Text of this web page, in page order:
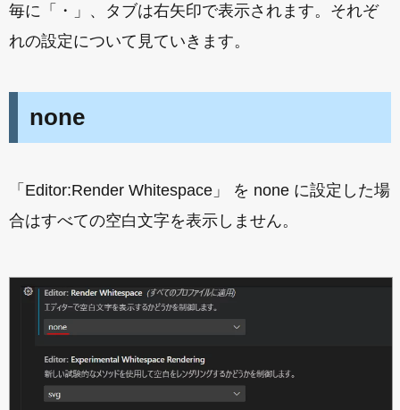
毎に「・」、タブは右矢印で表示されます。それぞ
れの設定について見ていきます。
none
「Editor:Render Whitespace」 を none に設定した場
合はすべての空白文字を表示しません。